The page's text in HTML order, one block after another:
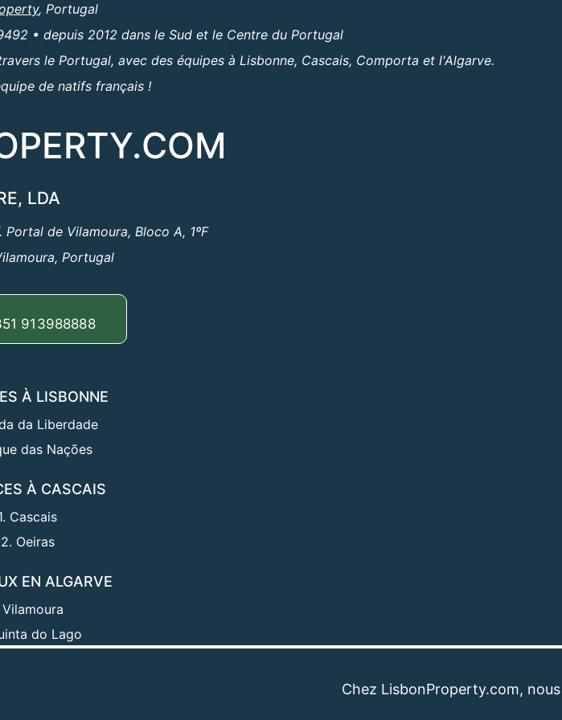
, Portugal
• depuis 2012 dans le Sud et le Centre du Portugal
le Portugal, avec des équipes à Lisbonne, Cascais, Comporta et l'Algarve.
de natifs français !
LDA
Portal de Vilamoura, Bloco A, 1ºF
Portugal
913988888
À LISBONNE
da Liberdade
das Nações
À CASCAIS
Cascais
Oeiras
EN ALGARVE
Vilamoura
do Lago
Chez LisbonProperty.com, nous